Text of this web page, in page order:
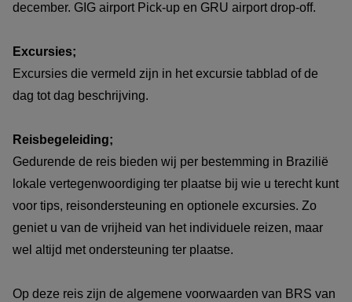
december. GIG airport Pick-up en GRU airport drop-off.
Excursies;
Excursies die vermeld zijn in het excursie tabblad of de
dag tot dag beschrijving.
Reisbegeleiding;
Gedurende de reis bieden wij per bestemming in Brazilië
lokale vertegenwoordiging ter plaatse bij wie u terecht kunt
voor tips, reisondersteuning en optionele excursies. Zo
geniet u van de vrijheid van het individuele reizen, maar
wel altijd met ondersteuning ter plaatse.
Op deze reis zijn de algemene voorwaarden van BRS van